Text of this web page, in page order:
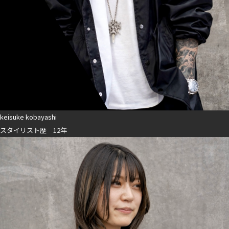
keisuke kobayashi
スタイリスト歴 12年